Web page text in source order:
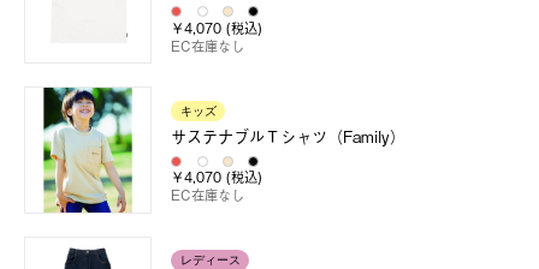
￥4,070 (税込)
EC在庫なし
キッズ
サステナブルＴシャツ（Family）
￥4,070 (税込)
EC在庫なし
レディース